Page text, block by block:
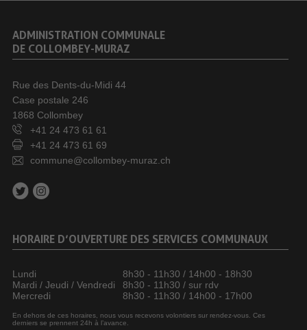
ADMINISTRATION COMMUNALE
DE COLLOMBEY-MURAZ
Rue des Dents-du-Midi 44
Case postale 246
1868 Collombey
+41 24 473 61 61
+41 24 473 61 69
commune@collombey-muraz.ch
HORAIRE D’OUVERTURE DES SERVICES COMMUNAUX
Lundi
8h30 - 11h30 / 14h00 - 18h30
Mardi / Jeudi / Vendredi
8h30 - 11h30 / sur rdv
Mercredi
8h30 - 11h30 / 14h00 - 17h00
En dehors de ces horaires, nous vous recevons volontiers sur rendez-vous. Ces
derniers se prennent 24h à l’avance.